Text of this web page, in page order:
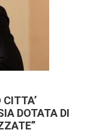
DOTATA DI